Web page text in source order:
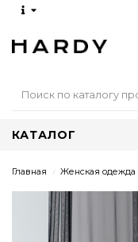
КАТАЛОГ
Главная Женская одежда